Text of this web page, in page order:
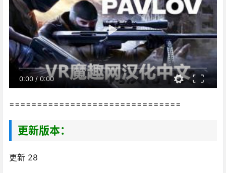
0:00/0:00
===============================
更新版本：
更新 28